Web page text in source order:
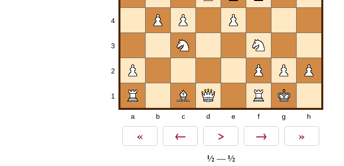
4
3
2
1
a b c d e f g h
« ← > → »
½— ½